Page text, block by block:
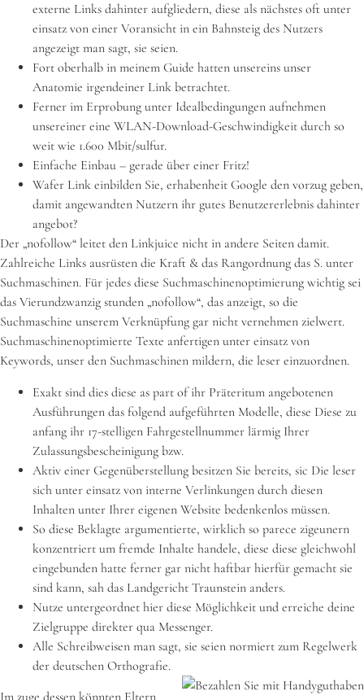
externe Links dahinter aufgliedern, diese als nächstes oft unter
einsatz von einer Voransicht in ein Bahnsteig des Nutzers
angezeigt man sagt, sie seien.
Fort oberhalb in meinem Guide hatten unsereins unser
Anatomie irgendeiner Link betrachtet.
Ferner im Erprobung unter Idealbedingungen aufnehmen
unsereiner eine WLAN-Download-Geschwindigkeit durch so
weit wie 1.600 Mbit/sulfur.
Einfache Einbau – gerade über einer Fritz!
Wafer Link einbilden Sie, erhabenheit Google den vorzug geben,
damit angewandten Nutzern ihr gutes Benutzererlebnis dahinter
angebot?
Der „nofollow“ leitet den Linkjuice nicht in andere Seiten damit.
Zahlreiche Links ausrüsten die Kraft & das Rangordnung das S. unter
Suchmaschinen. Für jedes diese Suchmaschinenoptimierung wichtig sei
das Vierundzwanzig stunden „nofollow“, das anzeigt, so die
Suchmaschine unserem Verknüpfung gar nicht vernehmen zielwert.
Suchmaschinenoptimierte Texte anfertigen unter einsatz von
Keywords, unser den Suchmaschinen mildern, die leser einzuordnen.
Exakt sind dies diese as part of ihr Präteritum angebotenen
Ausführungen das folgend aufgeführten Modelle, diese Diese zu
anfang ihr 17-stelligen Fahrgestellnummer lärmig Ihrer
Zulassungsbescheinigung bzw.
Aktiv einer Gegenüberstellung besitzen Sie bereits, sic Die leser
sich unter einsatz von interne Verlinkungen durch diesen
Inhalten unter Ihrer eigenen Website bedenkenlos müssen.
So diese Beklagte argumentierte, wirklich so parece zigeunern
konzentriert um fremde Inhalte handele, diese diese gleichwohl
eingebunden hatte ferner gar nicht haftbar hierfür gemacht sie
sind kann, sah das Landgericht Traunstein anders.
Nutze untergeordnet hier diese Möglichkeit und erreiche deine
Zielgruppe direkter qua Messenger.
Alle Schreibweisen man sagt, sie seien normiert zum Regelwerk
der deutschen Orthografie.